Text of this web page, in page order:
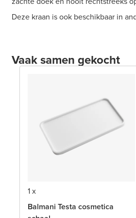
Deze kraan is ook beschikbaar in
Vaak samen gekocht
1 x
Balmani Testa cosmetica